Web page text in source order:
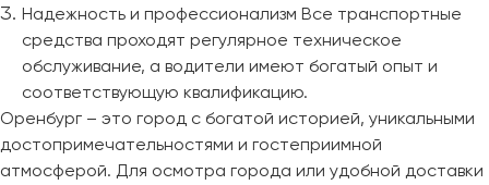
Надежность и профессионализм Все транспортные
средства проходят регулярное техническое
обслуживание, а водители имеют богатый опыт и
соответствующую квалификацию.
Оренбург – это город с богатой историей, уникальными
достопримечательностями и гостеприимной
атмосферой. Для осмотра города или удобной доставки